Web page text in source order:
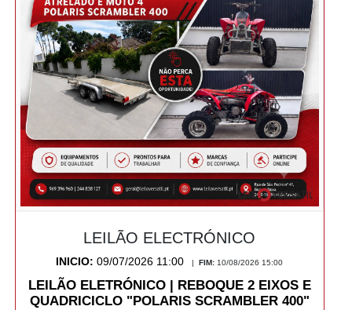
LEILÃO ELECTRÓNICO
INICIO:09/07/2026 11:00 |FIM:10/08/2026 15:00
LEILÃO ELETRÓNICO | REBOQUE 2 EIXOS E
QUADRICICLO "POLARIS SCRAMBLER 400"